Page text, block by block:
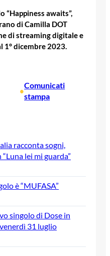
“Happiness awaits”,
di Camilla DOT
di streaming digitale e
1° dicembre 2023.
•
Comunicati
stampa
racconta sogni,
lei mi guarda”
è “MUFASA”
singolo di Dose in
31 luglio